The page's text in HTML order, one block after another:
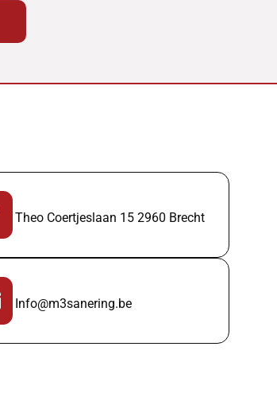
Theo Coertjeslaan 15 2960 Brecht
Info@m3sanering.be